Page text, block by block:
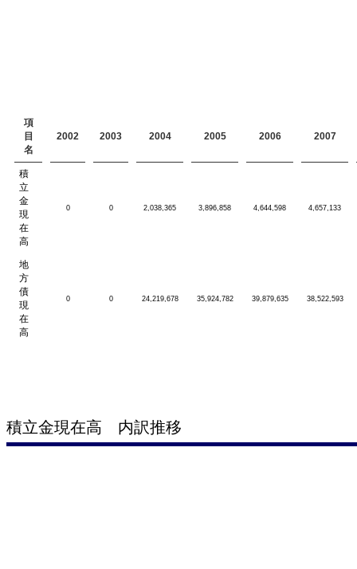
項
目
名
2002 2003 2004 2005 2006 2007
積
立
金
現
在
高
0 0 2,038,365 3,896,858 4,644,598 4,657,133
地
方
債
現
在
高
0 0 24,219,678 35,924,782 39,879,635 38,522,593
積立金現在高 内訳推移